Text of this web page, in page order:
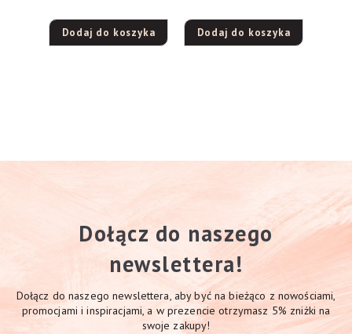
Dodaj do koszyka Dodaj do koszyka
Dołącz do naszego
newslettera!
Dołącz do naszego newslettera, aby być na bieżąco z nowościami,
promocjami i inspiracjami, a w prezencie otrzymasz 5% zniżki na
swoje zakupy!